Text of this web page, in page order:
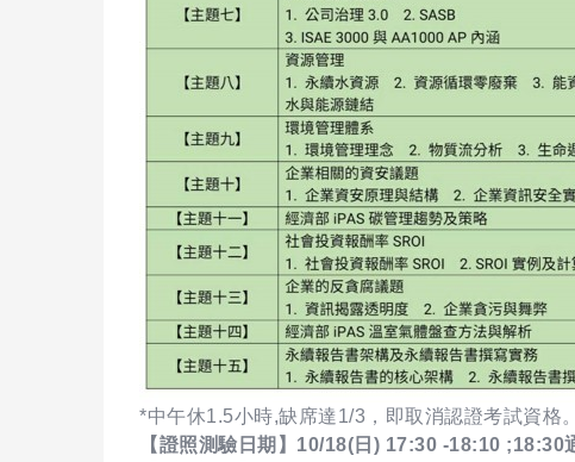
*中午休1.5小時,缺席達1/3，即取消認證考試資格。
【證照測驗日期】10/18(日) 17:30 -18:10 ;18:30